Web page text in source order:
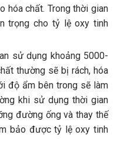
hóa chất. Trong thời gian
trọng cho tỷ lệ oxy tinh
sử dụng khoảng 5000-
thường sẽ bị rách, hóa
độ ẩm bên trong sẽ làm
khi sử dụng thời gian
đường ống và thay thế
bảo được tỷ lệ oxy tinh